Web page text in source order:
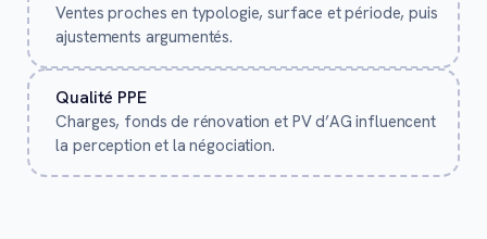
Ventes proches en typologie, surface et période, puis
ajustements argumentés.
Qualité PPE
Charges, fonds de rénovation et PV d’AG influencent
la perception et la négociation.